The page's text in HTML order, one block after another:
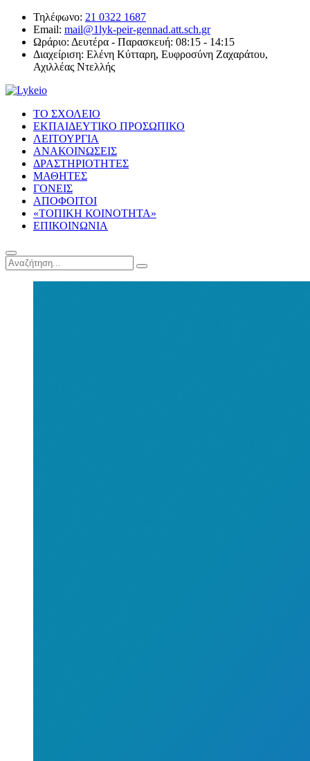
Τηλέφωνο: 21 0322 1687
Email: mail@1lyk-peir-gennad.att.sch.gr
Ωράριο: Δευτέρα - Παρασκευή: 08:15 - 14:15
Διαχείριση: Ελένη Κύτταρη, Ευφροσύνη Ζαχαράτου,
Αχιλλέας Ντελλής
ΤΟ ΣΧΟΛΕΙΟ
ΕΚΠΑΙΔΕΥΤΙΚΟ ΠΡΟΣΩΠΙΚΟ
ΛΕΙΤΟΥΡΓΙΑ
ΑΝΑΚΟΙΝΩΣΕΙΣ
ΔΡΑΣΤΗΡΙΟΤΗΤΕΣ
ΜΑΘΗΤΕΣ
ΓΟΝΕΙΣ
ΑΠΟΦΟΙΤΟΙ
«ΤΟΠΙΚΗ ΚΟΙΝΟΤΗΤΑ»
ΕΠΙΚΟΙΝΩΝΙΑ